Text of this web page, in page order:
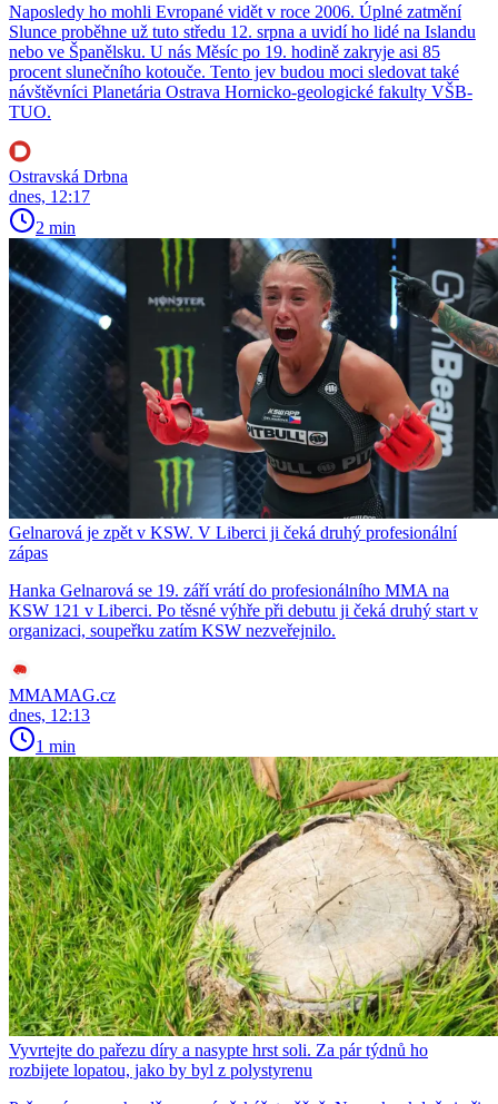
Naposledy ho mohli Evropané vidět v roce 2006. Úplné zatmění
Slunce proběhne už tuto středu 12. srpna a uvidí ho lidé na Islandu
nebo ve Španělsku. U nás Měsíc po 19. hodině zakryje asi 85
procent slunečního kotouče. Tento jev budou moci sledovat také
návštěvníci Planetária Ostrava Hornicko-geologické fakulty VŠB-
TUO.
Ostravská Drbna
dnes, 12:17
2 min
Gelnarová je zpět v KSW. V Liberci ji čeká druhý profesionální
zápas
Hanka Gelnarová se 19. září vrátí do profesionálního MMA na
KSW 121 v Liberci. Po těsné výhře při debutu ji čeká druhý start v
organizaci, soupeřku zatím KSW nezveřejnilo.
MMAMAG.cz
dnes, 12:13
1 min
Vyvrtejte do pařezu díry a nasypte hrst soli. Za pár týdnů ho
rozbijete lopatou, jako by byl z polystyrenu